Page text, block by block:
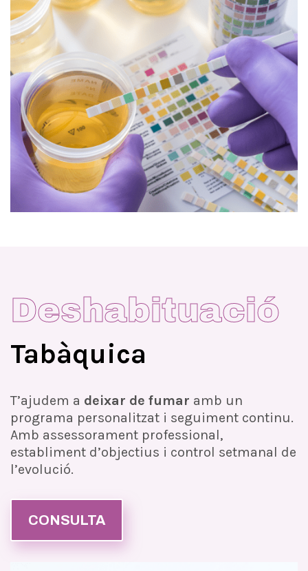
Deshabituació
Tabàquica
T’ajudem a deixar de fumar amb un
programa personalitzat i seguiment continu.
Amb assessorament professional,
establiment d’objectius i control setmanal de
l’evolució.
CONSULTA